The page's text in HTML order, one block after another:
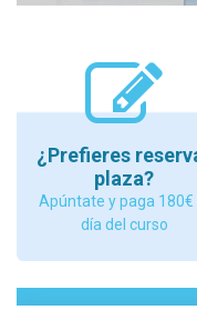
¿Prefieres
plaza?
Apúntate y paga 180€
día del curso